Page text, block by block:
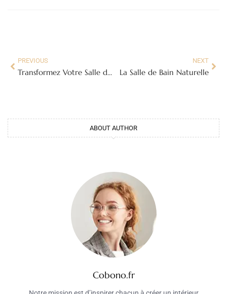
PREVIOUS
Transformez Votre Salle de Bain en Oasis de Bien-Être avec un Tableau !
NEXT
La Salle de Bain Naturelle
ABOUT AUTHOR
Cobono.fr